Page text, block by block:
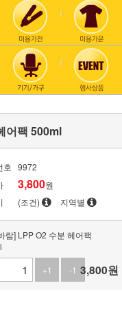
어팩 500ml
호 9972
3,800원
(조건) 지역별
람] LPP O2 수분 헤어팩
+1
-1 3,800원